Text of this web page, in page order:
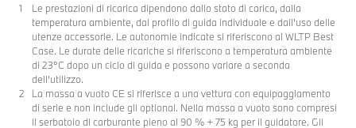
Le prestazioni di ricarica dipendono dallo stato di carica, dalla
temperatura ambiente, dal profilo di guida individuale e dall'uso delle
utenze accessorie. Le autonomie indicate si riferiscono al WLTP Best
Case. Le durate delle ricariche si riferiscono a temperatura ambiente
di 23°C dopo un ciclo di guida e possono variare a seconda
dell’utilizzo.
La massa a vuoto CE si riferisce a una vettura con equipaggiamento
di serie e non include gli optional. Nella massa a vuoto sono compresi
il serbatoio di carburante pieno al 90 % + 75 kg per il guidatore. Gli